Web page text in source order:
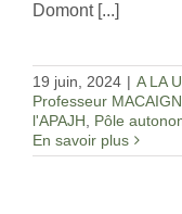
Domont [...]
19 juin, 2024 | A LA
Professeur
l'APAJH, Pôle
En savoir plus